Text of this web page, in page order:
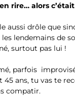
rire… alors
aussi drôle que
les lendemains de
surtout pas lui !
parfois
45 ans, tu vas te
compatir.